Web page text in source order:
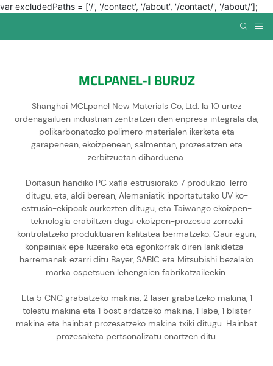
var excludedPaths = ['/', '/contact', '/about', '/contact/', '/about/'];
MCLPANEL-I BURUZ
Shanghai MCLpanel New Materials Co, Ltd. Ia 10 urtez
ordenagailuen industrian zentratzen den enpresa integrala da,
polikarbonatozko polimero materialen ikerketa eta
garapenean, ekoizpenean, salmentan, prozesatzen eta
zerbitzuetan diharduena.
Doitasun handiko PC xafla estrusiorako 7 produkzio-lerro
ditugu, eta, aldi berean, Alemaniatik inportatutako UV ko-
estrusio-ekipoak aurkezten ditugu, eta Taiwango ekoizpen-
teknologia erabiltzen dugu ekoizpen-prozesua zorrozki
kontrolatzeko produktuaren kalitatea bermatzeko. Gaur egun,
konpainiak epe luzerako eta egonkorrak diren lankidetza-
harremanak ezarri ditu Bayer, SABIC eta Mitsubishi bezalako
marka ospetsuen lehengaien fabrikatzaileekin.
Eta 5 CNC grabatzeko makina, 2 laser grabatzeko makina, 1
tolestu makina eta 1 bost ardatzeko makina, 1 labe, 1 blister
makina eta hainbat prozesatzeko makina txiki ditugu. Hainbat
prozesaketa pertsonalizatu onartzen ditu.